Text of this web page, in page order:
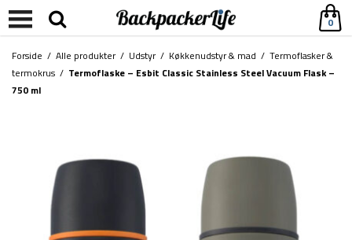
0
Forside / Alle produkter/ Udstyr/ Køkkenudstyr & mad / Termoflasker &
termokrus / Termoflaske – Esbit Classic Stainless Steel Vacuum Flask –
750 ml